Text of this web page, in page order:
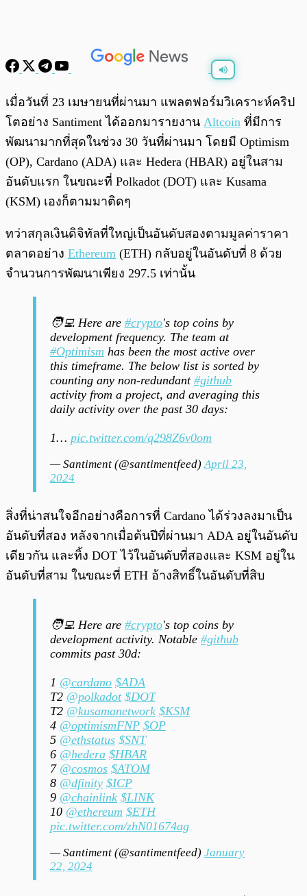
พร้อมเล่น 0:00
เมื่อวันที่ 23 เมษายนที่ผ่านมา แพลตฟอร์มวิเคราะห์คริป
โตอย่าง Santiment ได้ออกมารายงาน Altcoin ที่มีการ
พัฒนามากที่สุดในช่วง 30 วันที่ผ่านมา โดยมี Optimism
(OP), Cardano (ADA) และ Hedera (HBAR) อยู่ในสาม
อันดับแรก ในขณะที่ Polkadot (DOT) และ Kusama
(KSM) เองก็ตามมาติดๆ
ทว่าสกุลเงินดิจิทัลที่ใหญ่เป็นอันดับสองตามมูลค่าราคา
ตลาดอย่าง Ethereum (ETH) กลับอยู่ในอันดับที่ 8 ด้วย
จำนวนการพัฒนาเพียง 297.5 เท่านั้น
🧑‍💻 Here are #crypto's top coins by
development frequency. The team at
#Optimism has been the most active over
this timeframe. The below list is sorted by
counting any non-redundant #github
activity from a project, and averaging this
daily activity over the past 30 days:
1… pic.twitter.com/q298Z6v0om
— Santiment (@santimentfeed)April 23,
2024
สิ่งที่น่าสนใจอีกอย่างคือการที่ Cardano ได้ร่วงลงมาเป็น
อันดับที่สอง หลังจากเมื่อต้นปีที่ผ่านมา ADA อยู่ในอันดับ
เดียวกัน และทิ้ง DOT ไว้ในอันดับที่สองและ KSM อยู่ใน
อันดับที่สาม ในขณะที่ ETH อ้างสิทธิ์ในอันดับที่สิบ
🧑‍💻 Here are #crypto's top coins by
development activity. Notable #github
commits past 30d:
1 @cardano $ADA
T2 @polkadot $DOT
T2 @kusamanetwork $KSM
4 @optimismFNP $OP
5 @ethstatus $SNT
6 @hedera $HBAR
7 @cosmos $ATOM
8 @dfinity $ICP
9 @chainlink $LINK
10 @ethereum $ETH
pic.twitter.com/zhN01674ag
— Santiment (@santimentfeed) January
22, 2024